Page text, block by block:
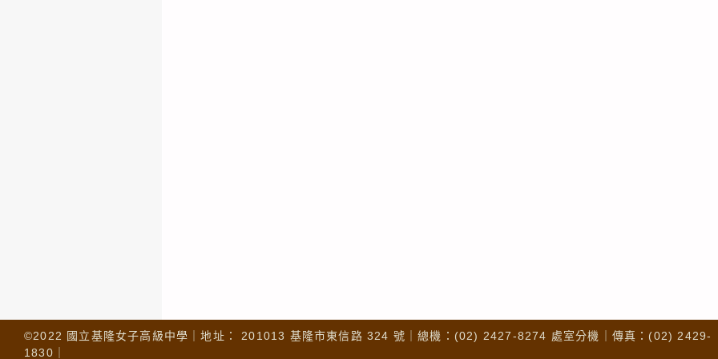
©2022 國立基隆女子高級中學｜地址： 201013 基隆市東信路 324 號｜總機：(02) 2427-8274 處室分機｜傳真：(02) 2429-
1830｜